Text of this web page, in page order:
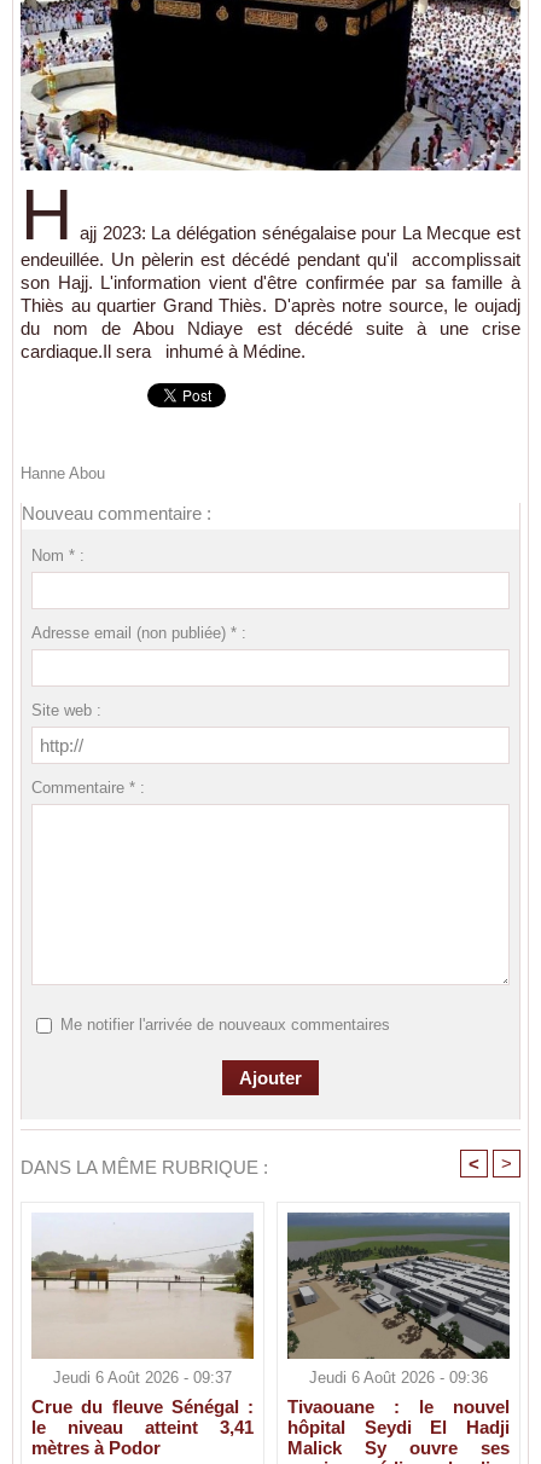
H ajj 2023: La délégation sénégalaise pour La Mecque est
endeuillée. Un pèlerin est décédé pendant qu'il accomplissait
son Hajj. L'information vient d'être confirmée par sa famille à
Thiès au quartier Grand Thiès. D'après notre source, le oujadj
du nom de Abou Ndiaye est décédé suite à une crise
cardiaque.Il sera inhumé à Médine.
Hanne Abou
Nouveau commentaire :
Nom * :
Adresse email (non publiée) * :
Site web :
Commentaire * :
Me notifier l'arrivée de nouveaux commentaires
DANS LA MÊME RUBRIQUE : < >
Jeudi 6 Août 2026 - 09:37
Crue du fleuve Sénégal :
le niveau atteint 3,41
mètres à Podor
Jeudi 6 Août 2026 - 09:36
Tivaouane : le nouvel
hôpital Seydi El Hadji
Malick Sy ouvre ses